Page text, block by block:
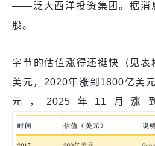
——泛大西洋投资集团。据消
股。
字节的估值涨得还挺快（见
美元，2020年涨到1800亿美
元，2025年11月涨